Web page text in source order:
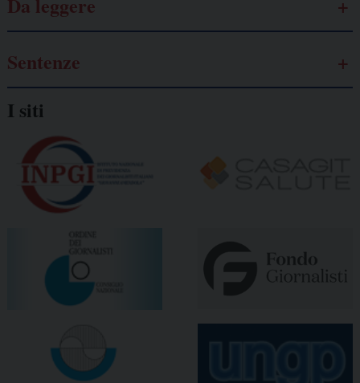
Sentenze
I siti